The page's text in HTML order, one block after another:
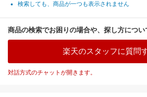
検索しても、商品が一つも表示されません
商品の検索でお困りの場合や、探し方につい
楽天のスタッフに質問
対話方式のチャットが開きます。